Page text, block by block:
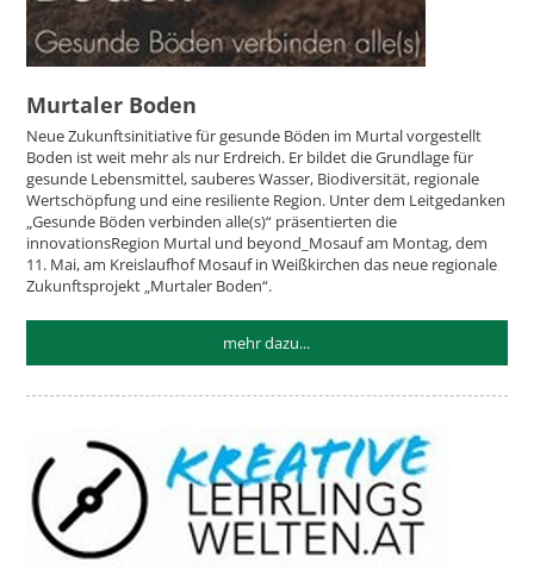
Murtaler Boden
Neue Zukunftsinitiative für gesunde Böden im Murtal vorgestellt
Boden ist weit mehr als nur Erdreich. Er bildet die Grundlage für
gesunde Lebensmittel, sauberes Wasser, Biodiversität, regionale
Wertschöpfung und eine resiliente Region. Unter dem Leitgedanken
„Gesunde Böden verbinden alle(s)“ präsentierten die
innovationsRegion Murtal und beyond_Mosauf am Montag, dem
11. Mai, am Kreislaufhof Mosauf in Weißkirchen das neue regionale
Zukunftsprojekt „Murtaler Boden“.
mehr dazu...